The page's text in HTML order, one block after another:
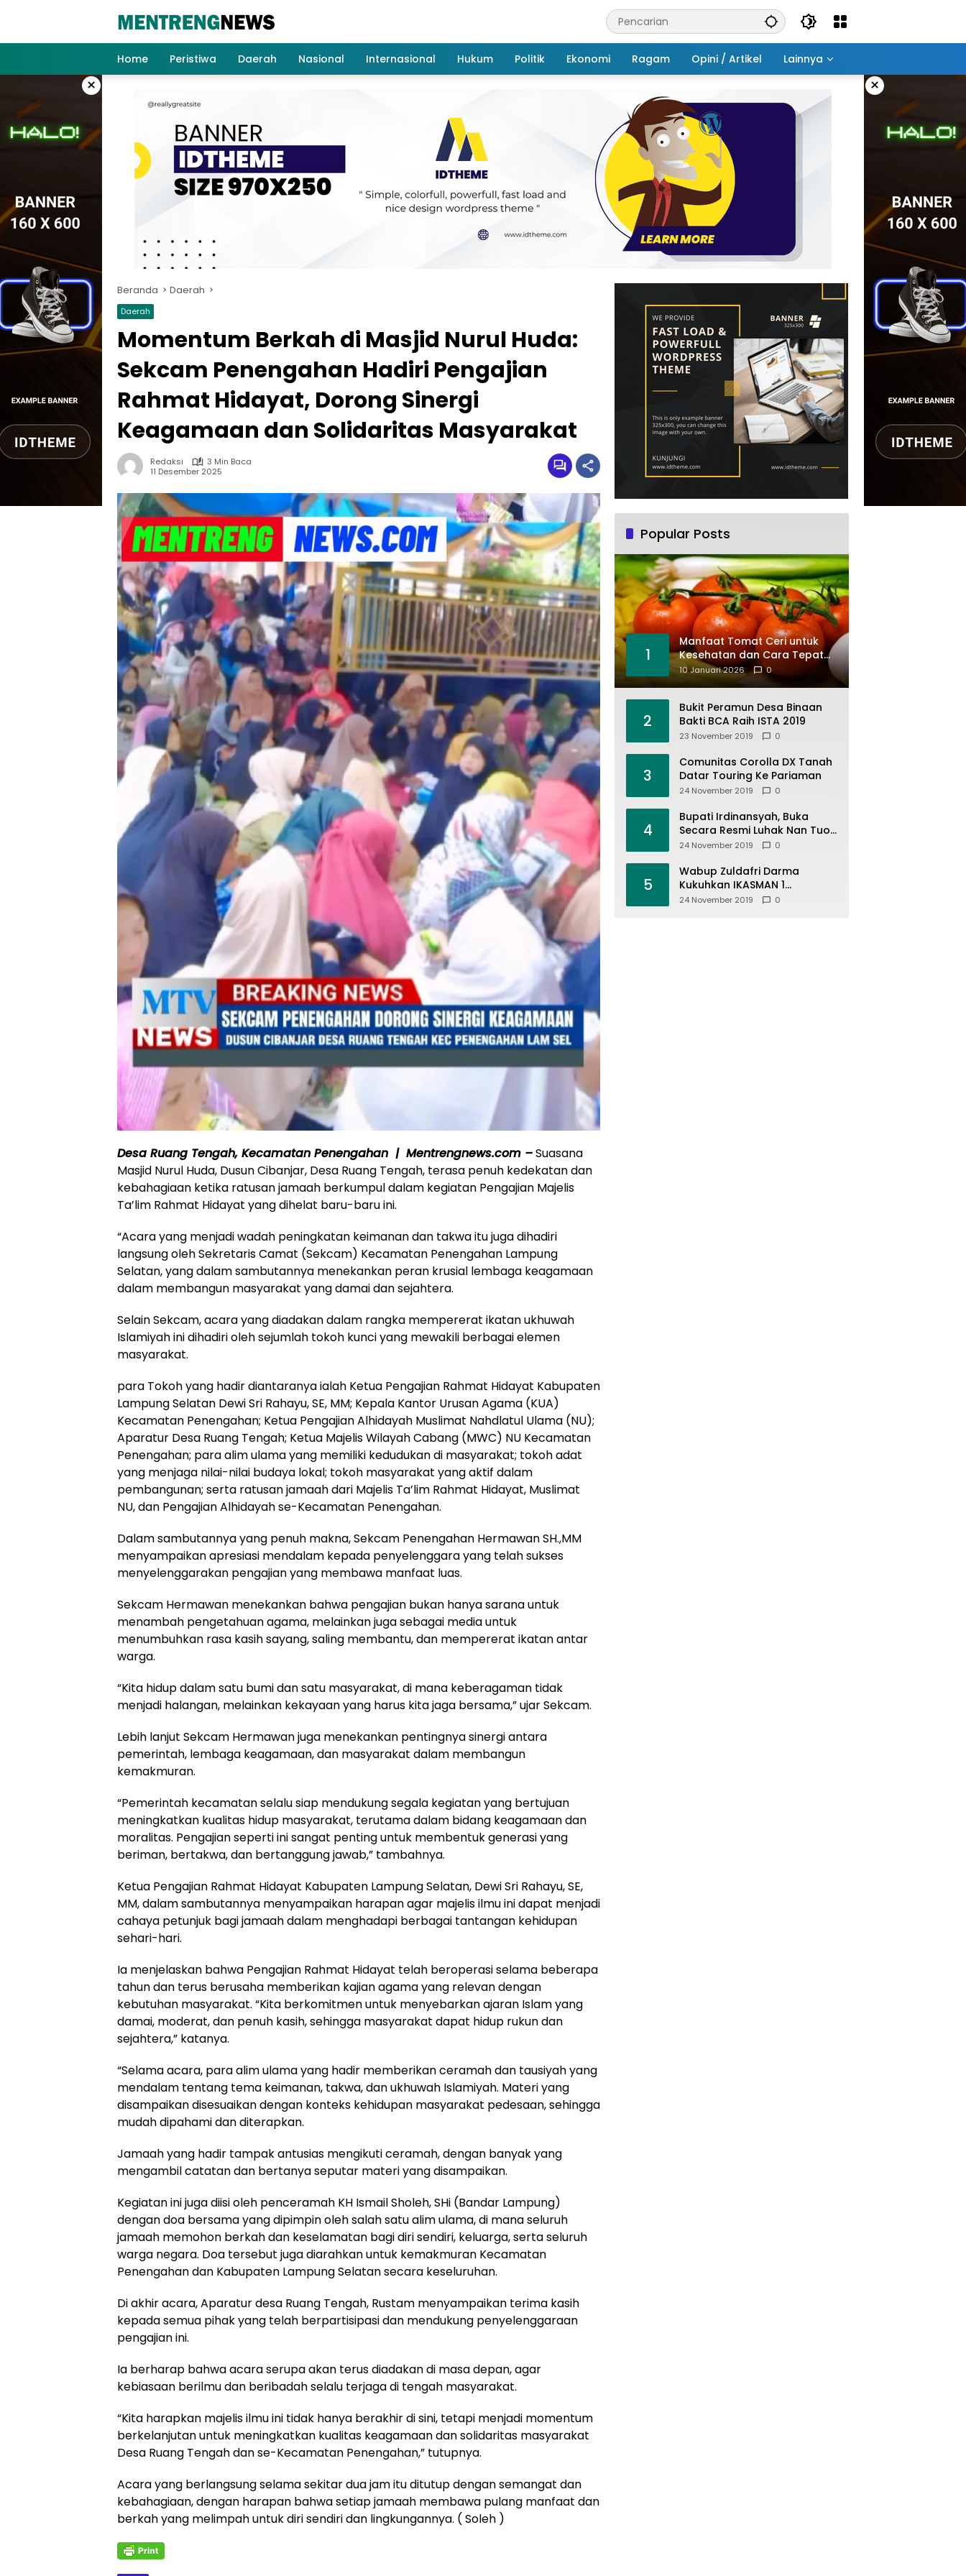
Home
Peristiwa Daerah Nasional Internasional Hukum Politik Ekonomi Ragam Opini / Artikel Lainnya
× ×
Beranda Daerah
Daerah
Momentum Berkah di Masjid Nurul Huda:
Sekcam Penengahan Hadiri Pengajian
Rahmat Hidayat, Dorong Sinergi
Keagamaan dan Solidaritas Masyarakat
Redaksi
3 Min Baca
11 Desember 2025
Desa Ruang Tengah, Kecamatan Penengahan | Mentrengnews.com –Suasana
Masjid Nurul Huda, Dusun Cibanjar, Desa Ruang Tengah, terasa penuh kedekatan dan
kebahagiaan ketika ratusan jamaah berkumpul dalam kegiatan Pengajian Majelis
Ta’lim Rahmat Hidayat yang dihelat baru-baru ini.
“Acara yang menjadi wadah peningkatan keimanan dan takwa itu juga dihadiri
langsung oleh Sekretaris Camat (Sekcam) Kecamatan Penengahan Lampung
Selatan, yang dalam sambutannya menekankan peran krusial lembaga keagamaan
dalam membangun masyarakat yang damai dan sejahtera.
Selain Sekcam, acara yang diadakan dalam rangka mempererat ikatan ukhuwah
Islamiyah ini dihadiri oleh sejumlah tokoh kunci yang mewakili berbagai elemen
masyarakat.
para Tokoh yang hadir diantaranya ialah Ketua Pengajian Rahmat Hidayat Kabupaten
Lampung Selatan Dewi Sri Rahayu, SE, MM; Kepala Kantor Urusan Agama (KUA)
Kecamatan Penengahan; Ketua Pengajian Alhidayah Muslimat Nahdlatul Ulama (NU);
Aparatur Desa Ruang Tengah; Ketua Majelis Wilayah Cabang (MWC) NU Kecamatan
Penengahan; para alim ulama yang memiliki kedudukan di masyarakat; tokoh adat
yang menjaga nilai-nilai budaya lokal; tokoh masyarakat yang aktif dalam
pembangunan; serta ratusan jamaah dari Majelis Ta’lim Rahmat Hidayat, Muslimat
NU, dan Pengajian Alhidayah se-Kecamatan Penengahan.
Dalam sambutannya yang penuh makna, Sekcam Penengahan Hermawan SH.,MM
menyampaikan apresiasi mendalam kepada penyelenggara yang telah sukses
menyelenggarakan pengajian yang membawa manfaat luas.
Sekcam Hermawan menekankan bahwa pengajian bukan hanya sarana untuk
menambah pengetahuan agama, melainkan juga sebagai media untuk
menumbuhkan rasa kasih sayang, saling membantu, dan mempererat ikatan antar
warga.
“Kita hidup dalam satu bumi dan satu masyarakat, di mana keberagaman tidak
menjadi halangan, melainkan kekayaan yang harus kita jaga bersama,” ujar Sekcam.
Lebih lanjut Sekcam Hermawan juga menekankan pentingnya sinergi antara
pemerintah, lembaga keagamaan, dan masyarakat dalam membangun
kemakmuran.
“Pemerintah kecamatan selalu siap mendukung segala kegiatan yang bertujuan
meningkatkan kualitas hidup masyarakat, terutama dalam bidang keagamaan dan
moralitas. Pengajian seperti ini sangat penting untuk membentuk generasi yang
beriman, bertakwa, dan bertanggung jawab,” tambahnya.
Ketua Pengajian Rahmat Hidayat Kabupaten Lampung Selatan, Dewi Sri Rahayu, SE,
MM, dalam sambutannya menyampaikan harapan agar majelis ilmu ini dapat menjadi
cahaya petunjuk bagi jamaah dalam menghadapi berbagai tantangan kehidupan
sehari-hari.
Ia menjelaskan bahwa Pengajian Rahmat Hidayat telah beroperasi selama beberapa
tahun dan terus berusaha memberikan kajian agama yang relevan dengan
kebutuhan masyarakat. “Kita berkomitmen untuk menyebarkan ajaran Islam yang
damai, moderat, dan penuh kasih, sehingga masyarakat dapat hidup rukun dan
sejahtera,” katanya.
“Selama acara, para alim ulama yang hadir memberikan ceramah dan tausiyah yang
mendalam tentang tema keimanan, takwa, dan ukhuwah Islamiyah. Materi yang
disampaikan disesuaikan dengan konteks kehidupan masyarakat pedesaan, sehingga
mudah dipahami dan diterapkan.
Jamaah yang hadir tampak antusias mengikuti ceramah, dengan banyak yang
mengambil catatan dan bertanya seputar materi yang disampaikan.
Kegiatan ini juga diisi oleh penceramah KH Ismail Sholeh, SHi (Bandar Lampung)
dengan doa bersama yang dipimpin oleh salah satu alim ulama, di mana seluruh
jamaah memohon berkah dan keselamatan bagi diri sendiri, keluarga, serta seluruh
warga negara. Doa tersebut juga diarahkan untuk kemakmuran Kecamatan
Penengahan dan Kabupaten Lampung Selatan secara keseluruhan.
Di akhir acara, Aparatur desa Ruang Tengah, Rustam menyampaikan terima kasih
kepada semua pihak yang telah berpartisipasi dan mendukung penyelenggaraan
pengajian ini.
Ia berharap bahwa acara serupa akan terus diadakan di masa depan, agar
kebiasaan berilmu dan beribadah selalu terjaga di tengah masyarakat.
“Kita harapkan majelis ilmu ini tidak hanya berakhir di sini, tetapi menjadi momentum
berkelanjutan untuk meningkatkan kualitas keagamaan dan solidaritas masyarakat
Desa Ruang Tengah dan se-Kecamatan Penengahan,” tutupnya.
Acara yang berlangsung selama sekitar dua jam itu ditutup dengan semangat dan
kebahagiaan, dengan harapan bahwa setiap jamaah membawa pulang manfaat dan
berkah yang melimpah untuk diri sendiri dan lingkungannya. ( Soleh )
Popular Posts
1
Manfaat Tomat Ceri untuk
Kesehatan dan Cara Tepat
Mengonsumsinya
10 Januari 2026 0
2
Bukit Peramun Desa Binaan
Bakti BCA Raih ISTA 2019
23 November 2019 0
3
Comunitas Corolla DX Tanah
Datar Touring Ke Pariaman
24 November 2019 0
4
Bupati Irdinansyah, Buka
Secara Resmi Luhak Nan Tuo
Wirabraja Adventure Offroad
24 November 2019 0
5
Wabup Zuldafri Darma
Kukuhkan IKASMAN 1
Pariangan Se Jabodetabek
24 November 2019 0